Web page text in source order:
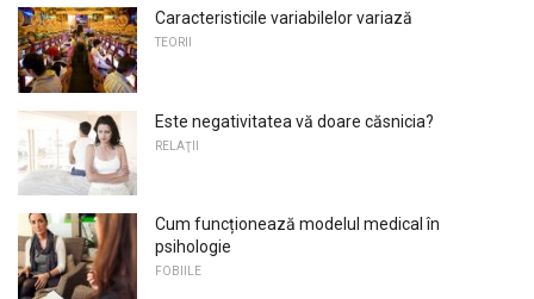
Caracteristicile variabilelor variază
TEORII
Este negativitatea vă doare căsnicia?
RELAŢII
Cum funcționează modelul medical în
psihologie
FOBIILE